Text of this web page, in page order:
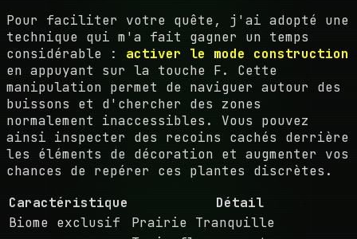
Pour faciliter votre quête, j'ai adopté une
technique qui m'a fait gagner un temps
considérable : activer le mode construction
en appuyant sur la touche F. Cette
manipulation permet de naviguer autour des
buissons et d'chercher des zones
normalement inaccessibles. Vous pouvez
ainsi inspecter des recoins cachés derrière
les éléments de décoration et augmenter vos
chances de repérer ces plantes discrètes.
Caractéristique
Détail
Biome exclusif
Prairie Tranquille